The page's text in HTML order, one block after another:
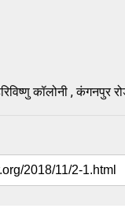
कॉलोनी , कंगनपुर